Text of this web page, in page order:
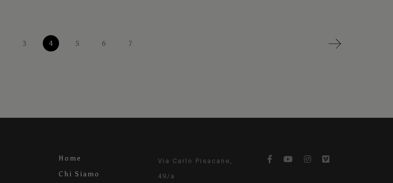
3 4 5 6 7
Home
Chi Siamo
Via Carlo Pisacane,
49/a